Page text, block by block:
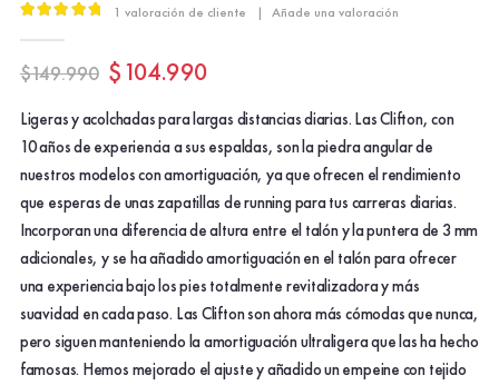
1 valoración de cliente | Añade una valoración
$149.990 El
original
era:
$149.990.
$104.990El
actual
es:
$104.990.
Ligeras y acolchadas para largas distancias diarias. Las Clifton, con
10 años de experiencia a sus espaldas, son la piedra angular de
nuestros modelos con amortiguación, ya que ofrecen el rendimiento
que esperas de unas zapatillas de running para tus carreras diarias.
Incorporan una diferencia de altura entre el talón y la puntera de 3 mm
adicionales, y se ha añadido amortiguación en el talón para ofrecer
una experiencia bajo los pies totalmente revitalizadora y más
suavidad en cada paso. Las Clifton son ahora más cómodas que nunca,
pero siguen manteniendo la amortiguación ultraligera que las ha hecho
famosas. Hemos mejorado el ajuste y añadido un empeine con tejido